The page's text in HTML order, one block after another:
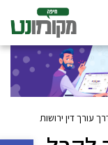
עורך דין ירושות